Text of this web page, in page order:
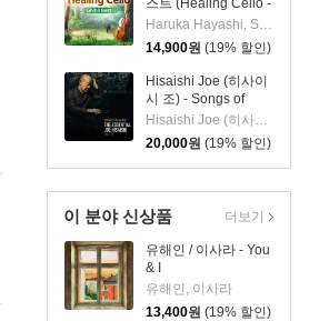
스트 (Healing Cello -
Ghibli Best)
Haruka Hayashi, Soyoka Hayashi
14,900원 (19% 할인)
Hisaishi Joe (히사이
시 조) - Songs of
Hope: The Essential
Joe Hisaishi Vol. 2
Hisaishi Joe (히사이시 조)
20,000원 (19% 할인)
이 분야 신상품
유해인 / 이사라 - You
& I
유해인, 이사라
13,400원 (19% 할인)
더보기